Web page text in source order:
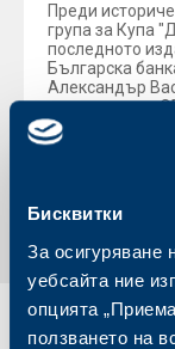
Бисквитки
За осигуряване
уебсайта ние
опцията
ползването на
Преди
група за Купа
последното
Българска
Александър
посланици на